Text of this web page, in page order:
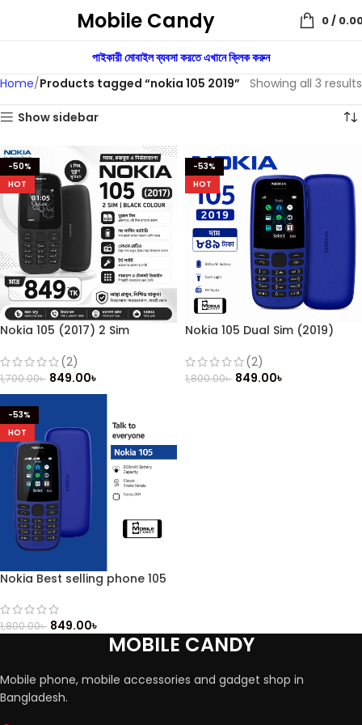
Mobile Candy 0/
পাইকারী মোবাইল ব্যবসা করতে এখানে ক্লিক করুন
Home Products tagged “nokia 105 2019” Showing all 3 results
Show sidebar
-50%
HOT
Nokia 105 (2017) 2 Sim
(2)
1,700.00৳ 849.00৳
-53%
HOT
Nokia 105 Dual Sim (2019)
(2)
1,800.00৳ 849.00৳
-53%
HOT
Nokia Best selling phone 105
1,800.00৳ 849.00৳
MOBILE CANDY
Mobile phone, mobile accessories and gadget shop in
Bangladesh.